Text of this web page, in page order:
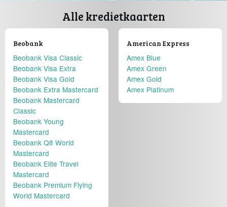
Alle kredietkaarten
Beobank
Beobank Visa Classic
Beobank Visa Extra
Beobank Visa Gold
Beobank Extra Mastercard
Beobank Mastercard
Classic
Beobank Young
Mastercard
Beobank Q8 World
Mastercard
Beobank Elite Travel
Mastercard
Beobank Premium Flying
World Mastercard
American Express
Amex Blue
Amex Green
Amex Gold
Amex Platinum